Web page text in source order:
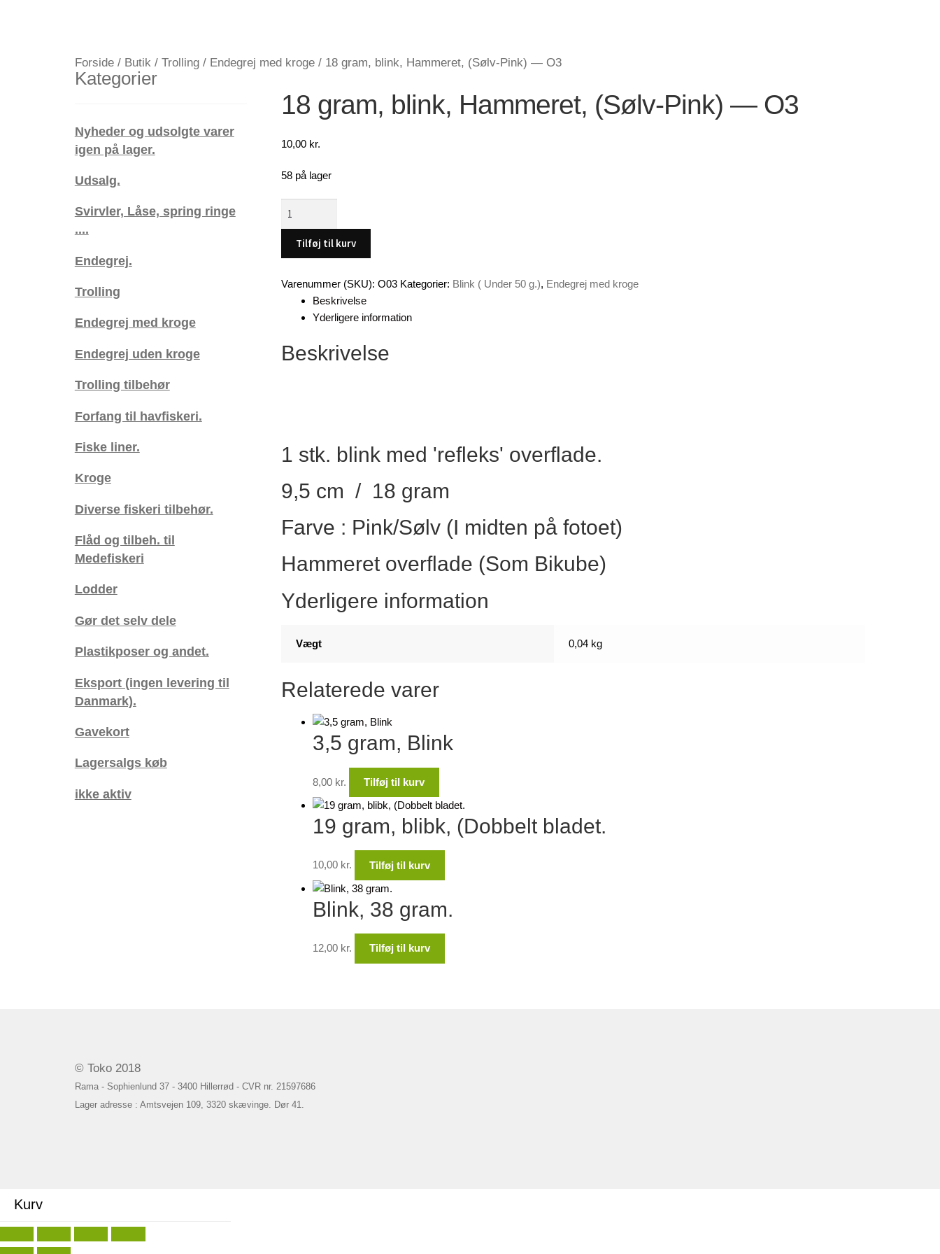
Forside/ Butik / Trolling/ Endegrej med kroge/ 18 gram, blink, Hammeret, (Sølv-Pink) — O3
18 gram, blink, Hammeret, (Sølv-Pink) — O3
10,00 kr.
58 på lager
blink,
Hammeret,
Pink)
antal
Tilføj til kurv
Varenummer (SKU): O03 Kategorier: Blink ( Under 50 g.), Endegrej med kroge
Beskrivelse
Yderligere information
Beskrivelse
1 stk. blink med 'refleks' overflade.
9,5 cm / 18 gram
Farve : Pink/Sølv (I midten på fotoet)
Hammeret overflade (Som Bikube)
Yderligere information
Vægt 0,04 kg
Relaterede varer
3,5 gram, Blink
8,00 kr. Tilføj til kurv
19 gram, blibk, (Dobbelt bladet.
10,00 kr. Tilføj til kurv
Blink, 38 gram.
12,00 kr. Tilføj til kurv
Kategorier
Nyheder og udsolgte varer
igen på lager.
Udsalg.
Svirvler, Låse, spring ringe
....
Endegrej.
Trolling
Endegrej med kroge
Endegrej uden kroge
Trolling tilbehør
Forfang til havfiskeri.
Fiske liner.
Kroge
Diverse fiskeri tilbehør.
Flåd og tilbeh. til
Medefiskeri
Lodder
Gør det selv dele
Plastikposer og andet.
Eksport (ingen levering til
Danmark).
Gavekort
Lagersalgs køb
ikke aktiv
© Toko 2018
Rama - Sophienlund 37 - 3400 Hillerrød - CVR nr. 21597686
Lager adresse : Amtsvejen 109, 3320 skævinge. Dør 41.
Kurv